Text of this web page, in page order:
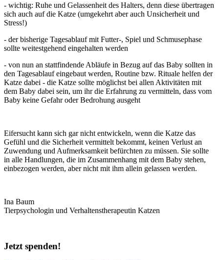
- wichtig: Ruhe und Gelassenheit des Halters, denn diese übertragen
sich auch auf die Katze (umgekehrt aber auch Unsicherheit und
Stress!)
- der bisherige Tagesablauf mit Futter-, Spiel und Schmusephase
sollte weitestgehend eingehalten werden
- von nun an stattfindende Abläufe in Bezug auf das Baby sollten in
den Tagesablauf eingebaut werden, Routine bzw. Rituale helfen der
Katze dabei - die Katze sollte möglichst bei allen Aktivitäten mit
dem Baby dabei sein, um ihr die Erfahrung zu vermitteln, dass vom
Baby keine Gefahr oder Bedrohung ausgeht
Eifersucht kann sich gar nicht entwickeln, wenn die Katze das
Gefühl und die Sicherheit vermittelt bekommt, keinen Verlust an
Zuwendung und Aufmerksamkeit befürchten zu müssen. Sie sollte
in alle Handlungen, die im Zusammenhang mit dem Baby stehen,
einbezogen werden, aber nicht mit ihm allein gelassen werden.
Ina Baum
Tierpsychologin und Verhaltenstherapeutin Katzen
Jetzt spenden!